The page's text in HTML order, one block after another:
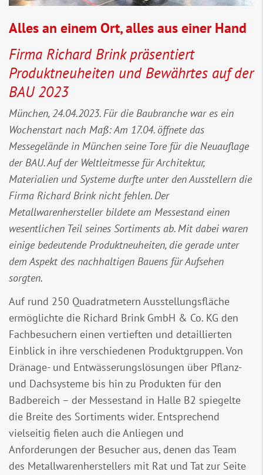
Alles an einem Ort, alles aus einer Hand
Firma Richard Brink präsentiert
Produktneuheiten und Bewährtes auf der
BAU 2023
München, 24.04.2023. Für die Baubranche war es ein
Wochenstart nach Maß: Am 17.04. öffnete das
Messegelände in München seine Tore für die Neuauflage
der BAU. Auf der Weltleitmesse für Architektur,
Materialien und Systeme durfte unter den Ausstellern die
Firma Richard Brink nicht fehlen. Der
Metallwarenhersteller bildete am Messestand einen
wesentlichen Teil seines Sortiments ab. Mit dabei waren
einige bedeutende Produktneuheiten, die gerade unter
dem Aspekt des nachhaltigen Bauens für Aufsehen
sorgten.
Auf rund 250 Quadratmetern Ausstellungsfläche
ermöglichte die Richard Brink GmbH & Co. KG den
Fachbesuchern einen vertieften und detaillierten
Einblick in ihre verschiedenen Produktgruppen. Von
Dränage- und Entwässerungslösungen über Pflanz-
und Dachsysteme bis hin zu Produkten für den
Badbereich – der Messestand in Halle B2 spiegelte
die Breite des Sortiments wider. Entsprechend
vielseitig fielen auch die Anliegen und
Anforderungen der Besucher aus, denen das Team
des Metallwarenherstellers mit Rat und Tat zur Seite